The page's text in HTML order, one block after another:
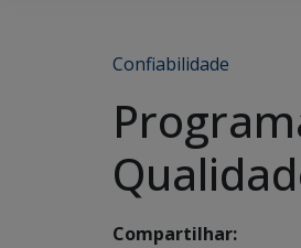
Confiabilidade
Compartilhar: